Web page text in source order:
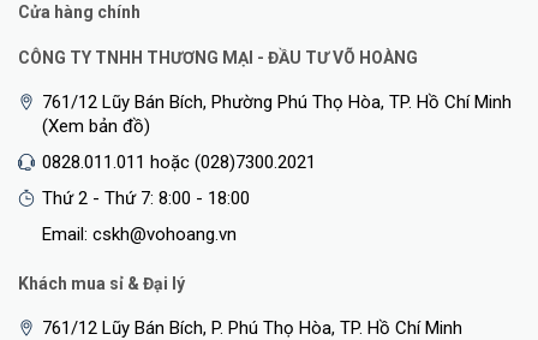
tuyến của các thiết bị được kết nối với bộ định tuyến của bạn.
Khởi động lại từ xa:
Thay đổi mật khẩu:Bạn lo lắng về bảo mật Wi-Fi? Hãy bảo vệ
mạng của bạn bằng tính năng quản lý mật
Thông số kỹ thuật chi tiết
Tiêu chuẩn Wi-Fi: Wi-Fi 4 (802.11n) 300Mbps
Cửa hàng chính
CÔNG TY TNHH THƯƠNG MẠI - ĐẦU TƯ VÕ HOÀNG
761/12 Lũy Bán Bích, Phường Phú Thọ Hòa, TP. Hồ Chí Minh
(Xem bản đồ)
0828.011.011 hoặc (028)7300.2021
Thứ 2 - Thứ 7: 8:00 - 18:00
Email: cskh@vohoang.vn
Khách mua sỉ & Đại lý
761/12 Lũy Bán Bích, P. Phú Thọ Hòa, TP. Hồ Chí Minh